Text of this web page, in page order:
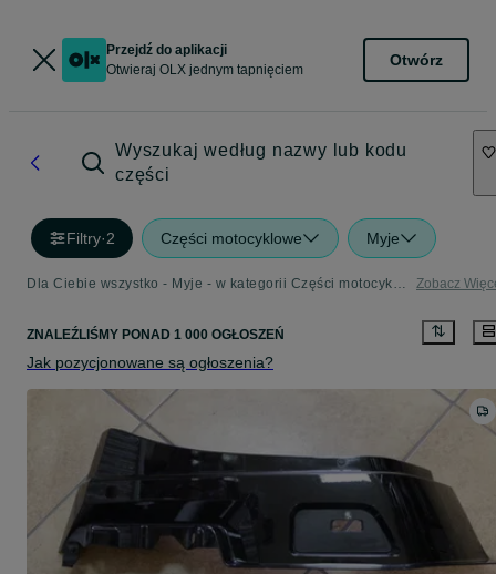
Przejdź do aplikacji
Otwieraj OLX jednym tapnięciem
Otwórz
Wyszukaj według nazwy lub kodu
części
Filtry·2 Części motocyklowe Myje
Dla Ciebie wszystko - Myje - w kategorii Części motocyklowe Zobacz
ZNALEŹLIŚMY PONAD 1 000 OGŁOSZEŃ
Jak pozycjonowane są ogłoszenia?